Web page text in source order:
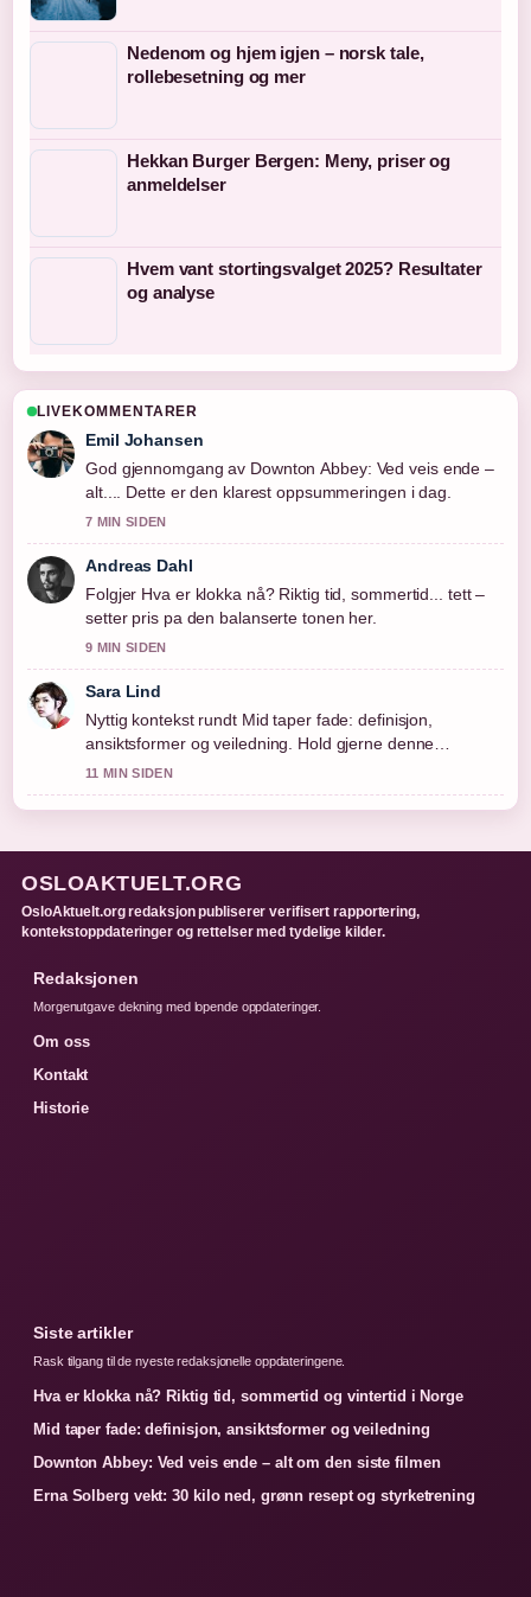
Nedenom og hjem igjen – norsk tale,
rollebesetning og mer
Hekkan Burger Bergen: Meny, priser og
anmeldelser
Hvem vant stortingsvalget 2025? Resultater
og analyse
LIVEKOMMENTARER
Emil Johansen
God gjennomgang av Downton Abbey: Ved veis ende –
alt.... Dette er den klarest oppsummeringen i dag.
7 MIN SIDEN
Andreas Dahl
Folgjer Hva er klokka nå? Riktig tid, sommertid... tett –
setter pris pa den balanserte tonen her.
9 MIN SIDEN
Sara Lind
Nyttig kontekst rundt Mid taper fade: definisjon,
ansiktsformer og veiledning. Hold gjerne denne
livestrengen oppdatert.
11 MIN SIDEN
OSLOAKTUELT.ORG
OsloAktuelt.org redaksjon publiserer verifisert rapportering,
kontekstoppdateringer og rettelser med tydelige kilder.
Redaksjonen
Morgenutgave dekning med lopende oppdateringer.
Om oss
Kontakt
Historie
Siste artikler
Rask tilgang til de nyeste redaksjonelle oppdateringene.
Hva er klokka nå? Riktig tid, sommertid og vintertid i Norge
Mid taper fade: definisjon, ansiktsformer og veiledning
Downton Abbey: Ved veis ende – alt om den siste filmen
Erna Solberg vekt: 30 kilo ned, grønn resept og styrketrening